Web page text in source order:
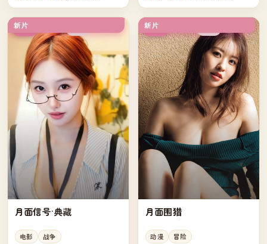
新片
韩国
月面信号·典藏
电影 战争
新片
韩国
月面围猎
动漫 冒险